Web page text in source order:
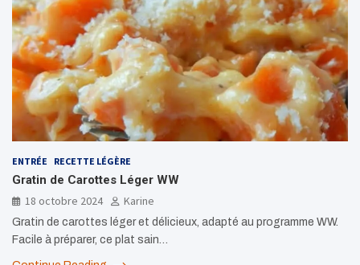
ENTRÉE RECETTE LÉGÈRE
Gratin de Carottes Léger WW
18 octobre 2024
Karine
Gratin de carottes léger et délicieux, adapté au programme WW.
Facile à préparer, ce plat sain…